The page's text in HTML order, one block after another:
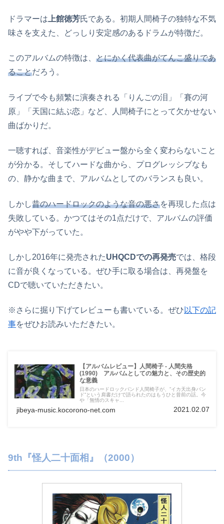
ドラマーは 上館徳芳氏である。初期人間椅子の独特な不気
味さを支えた、どっしり安定感のあるドラムが特徴だ。
このアルバムの特徴は、 とにかく代表曲がてんこ盛りであ
ることだろう。
ライブで今も頻繁に演奏される「りんごの泪」「賽の河
原」「天国に結ぶ恋」など、人間椅子にとって欠かせない
曲ばかりだ。
一聴すれば、音楽性がデビュー盤から全く変わらないこと
が分かる。そしてハードな曲から、プログレッシブなも
の、静かな曲まで、アルバムとしてのバランスも良い。
しかし昔のハードロックのような音の悪さを再現した点は
失敗している。かつてはその1点だけで、アルバムの評価
がやや下がっていた。
しかし2016年に発売されたUHQCDでの再発売では、格段
に音が良くなっている。ぜひ手に取る場合は、再発盤を
CDで聴いていただきたい。
※さらに掘り下げてレビューも書いている。ぜひ 以下の記
事をぜひお読みいただきたい。
【アルバムレビュー】人間椅子 - 人間失格
(1990) アルバムとしての魅力と、その歴史的
な意義
日本のハードロックバンド人間椅子が、”イカ天出身バン
ド”という肩書だけで語られたのはもうひと昔前の話。今
や「無情のスキャ...
jibeya-music.kocorono-net.com 2021.02.07
9th『怪人二十面相』（2000）